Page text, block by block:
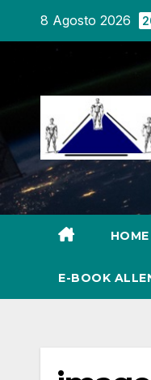
8 Agosto 2026
HOME
E-BOOK